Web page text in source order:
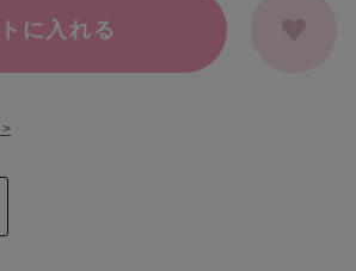
に入れる
>